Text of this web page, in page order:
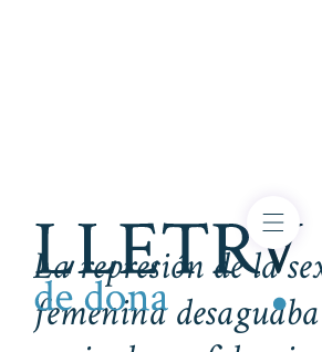
La represión de la
femenina